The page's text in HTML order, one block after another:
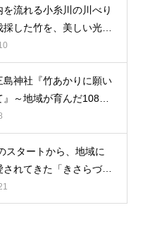
を流れる小糸川の川べり
した竹を、美しい光へ
わらせよう！
島神社『竹あかりに願い
』～地域が育んだ108本
物語
スタートから、地域に
されてきた「きさらづ朝
いに400回という大き
迎えました。